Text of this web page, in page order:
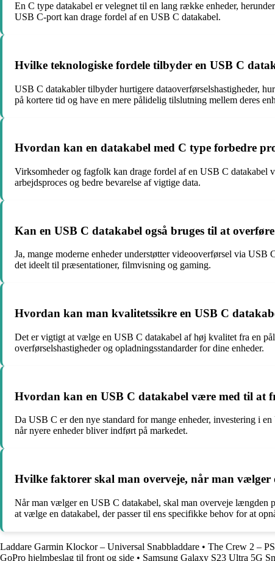
En C type datakabel er velegnet til en lang række enheder,
USB C-port kan drage fordel af en USB C datakabel.
Hvilke teknologiske fordele tilbyder en USB C
USB C datakabler tilbyder hurtigere dataoverførselshastigheder,
på kortere tid og have en mere pålidelig tilslutning mellem deres
Hvordan kan en datakabel med C type forbedre
Virksomheder og fagfolk kan drage fordel af en USB C
arbejdsproces og bedre bevarelse af vigtige data.
Kan en USB C datakabel også bruges til at
Ja, mange moderne enheder understøtter videooverførsel via
det ideelt til præsentationer, filmvisning og gaming.
Hvordan kan man kvalitetssikre en USB C
Det er vigtigt at vælge en USB C datakabel af høj kvalitet fra en
overførselshastigheder og opladningsstandarder for dine enheder.
Hvordan kan en USB C datakabel være med til at
Da USB C er den nye standard for mange enheder, investering i
når nyere enheder bliver indført på markedet.
Hvilke faktorer skal man overveje, når man vælger
Når man vælger en USB C datakabel, skal man overveje længden
at vælge en datakabel, der passer til ens specifikke behov for at
Laddare Garmin Klockor – Universal Snabbladdare • The Crew 2 –
GoPro hjelmbeslag til front og side • Samsung Galaxy S23 Ultra 5G